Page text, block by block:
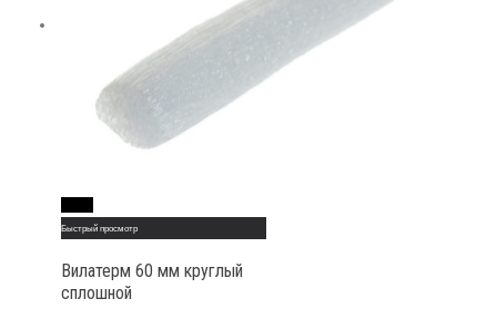
Быстрый просмотр
Вилатерм 60 мм круглый
сплошной